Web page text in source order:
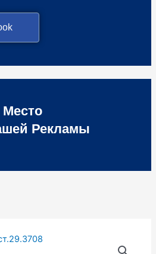
Место
Рекламы